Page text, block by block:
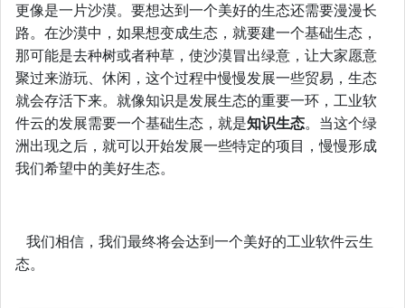
更像是一片沙漠。要想达到一个美好的生态还需要漫漫长
路。在沙漠中，如果想变成生态，就要建一个基础生态，
那可能是去种树或者种草，使沙漠冒出绿意，让大家愿意
聚过来游玩、休闲，这个过程中慢慢发展一些贸易，生态
就会存活下来。就像知识是发展生态的重要一环，工业软
件云的发展需要一个基础生态，就是知识生态。当这个绿
洲出现之后，就可以开始发展一些特定的项目，慢慢形成
我们希望中的美好生态。
我们相信，我们最终将会达到一个美好的工业软件云生
态。